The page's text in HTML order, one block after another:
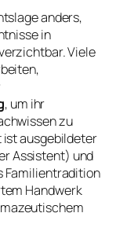
anders,
in
Viele
, um ihr
zu
ausgebildeter
Assistent) und
Familientradition
Handwerk